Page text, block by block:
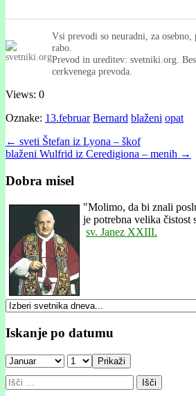
Vsi prevodi so neuradni, za
rabo.
Prevod in ureditev: svetniki.org.
cerkvenega prevoda.
Views: 0
Oznake: 13.februar Bernard blaženi opat
Post
navigation
← sveti Štefan iz Lyona – škof
blaženi Wulfrid iz Ceredigiona – menih →
Dobra misel
"Molimo, da bi znali
je potrebna velika čistost
sv. Janez XXIII.
Iskanje po datumu
Prikaži
Išči: